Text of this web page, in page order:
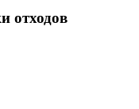
отходов